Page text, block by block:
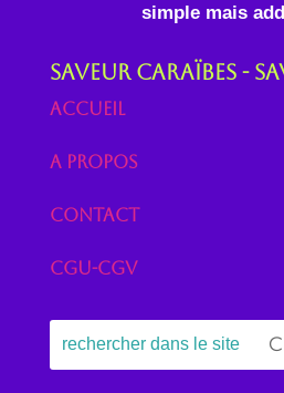
simple mais
Saveur Caraïbes -
Accueil
A propos
Contact
CGU-CGV